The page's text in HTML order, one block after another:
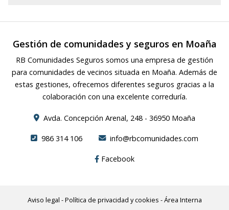
Gestión de comunidades y seguros en Moaña
RB Comunidades Seguros somos una empresa de gestión
para comunidades de vecinos situada en Moaña. Además de
estas gestiones, ofrecemos diferentes seguros gracias a la
colaboración con una excelente correduría.
Avda. Concepción Arenal, 248 - 36950 Moaña
986 314 106 info@rbcomunidades.com
Facebook
Aviso legal -Política de privacidad y cookies -Área Interna